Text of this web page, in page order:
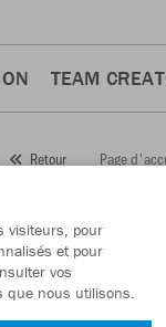
TEAM
Retour Page
Numéro d’article:
En tant que membre
visiteurs, pour
et pour
vos
que nous utilisons.